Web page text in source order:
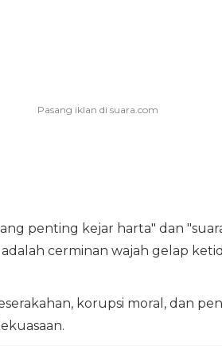
penting kejar harta" dan
cerminan wajah gelap
korupsi moral, dan